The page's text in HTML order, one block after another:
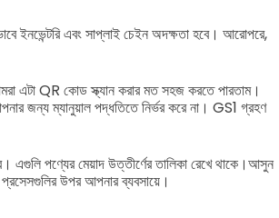
ইনভেন্টরি এবং সাপ্লাই চেইন অদক্ষতা হবে। আরোপরে,
এটা QR কোড স্ক্যান করার মত সহজ করতে পারতাম।
জন্য ম্যানুয়াল পদ্ধতিতে নির্ভর করে না। GS1 গ্রহণ
পণ্যের মেয়াদ উত্তীর্ণের তালিকা রেখে থাকে।আসুন
প্রসেসগুলির উপর আপনার ব্যবসায়ে।